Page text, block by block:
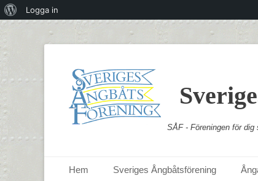
SÅF - Föreningen för dig
Primär meny
Hem Sveriges Ångbåtsförening
OmLogga in